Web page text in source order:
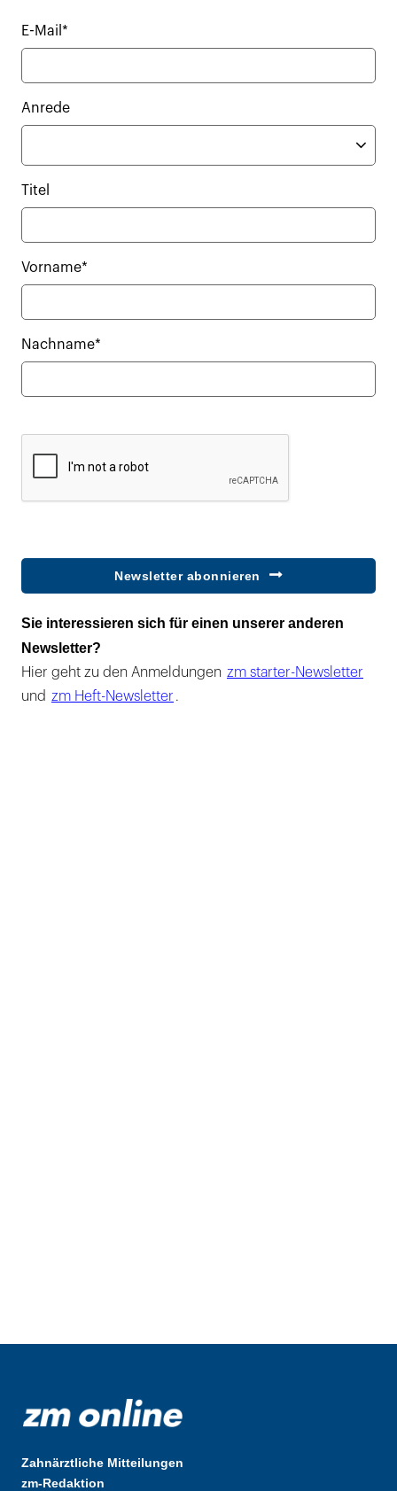
E-Mail*
Anrede
Titel
Vorname*
Nachname*
Newsletter abonnieren
Sie interessieren sich für einen unserer anderen
Newsletter?
Hier geht zu den Anmeldungen zm starter-Newsletter
und zm Heft-Newsletter .
Zahnärztliche Mitteilungen
zm-Redaktion